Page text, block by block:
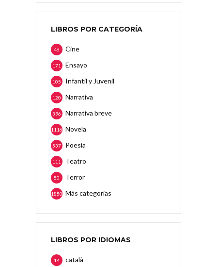
LIBROS POR CATEGORÍA
Cine
46
Ensayo
171
Infantil y Juvenil
105
Narrativa
120
Narrativa breve
396
Novela
1116
Poesía
537
Teatro
111
Terror
50
Más categorias
1850
LIBROS POR IDIOMAS
català
14